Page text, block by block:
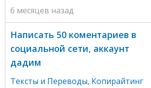
6 месяцев назад
Написать 50 коментариев в
социальной сети, аккаунт
дадим
Тексты и Переводы, Копирайтинг